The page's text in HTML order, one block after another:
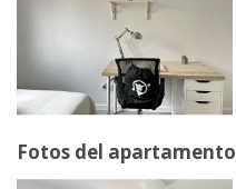
Fotos del apartamento